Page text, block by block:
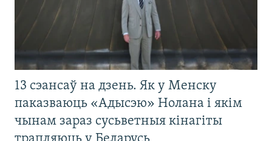
13 сэансаў на дзень. Як у Менску
паказваюць «Адысэю» Нолана і якім
чынам зараз сусьветныя кінагіты